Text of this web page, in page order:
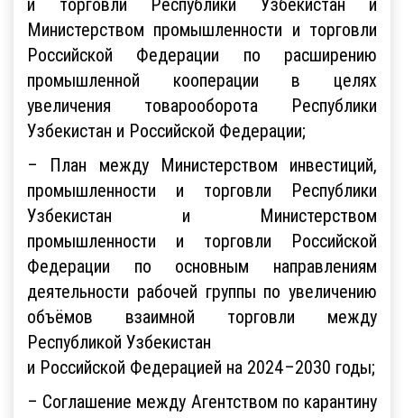
Министерством промышленности и торговли
Российской Федерации по расширению
промышленной кооперации в целях
увеличения товарооборота Республики
Узбекистан и Российской Федерации;
– План между Министерством инвестиций,
промышленности и торговли Республики
Узбекистан и Министерством
промышленности и торговли Российской
Федерации по основным направлениям
деятельности рабочей группы по увеличению
объёмов взаимной торговли между
Республикой Узбекистан
и Российской Федерацией на 2024–2030 годы;
– Соглашение между Агентством по карантину